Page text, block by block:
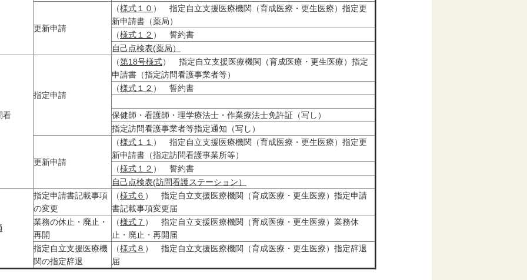
更新申請
（様式１０ ） 指定自立支援医療機関（育成医療・更生医療）指定更
新申請書（薬局）
（様式１２ ） 誓約書
自己点検表(薬局）
看
指定申請
（第18号様式） 指定自立支援医療機関（育成医療・更生医療）指定
申請書（指定訪問看護事業者等）
（様式１２ ） 誓約書
保健師・看護師・理学療法士・作業療法士免許証（写し）
指定訪問看護事業者等指定通知（写し）
更新申請
（様式１１ ） 指定自立支援医療機関（育成医療・更生医療）指定更
新申請書（指定訪問看護事業所等）
（様式１２ ） 誓約書
自己点検表(訪問看護ステーション）
指定申請書記載事項
の変更
（様式６ ） 指定自立支援医療機関（育成医療・更生医療）指定申請
書記載事項変更届
業務の休止・廃止・
再開
（様式７ ） 指定自立支援医療機関（育成医療・更生医療）業務休
止・廃止・再開届
指定自立支援医療機
関の指定辞退
（様式８ ） 指定自立支援医療機関（育成医療・更生医療）指定辞退
届